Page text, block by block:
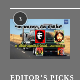
3
EDITOR’S PICKS